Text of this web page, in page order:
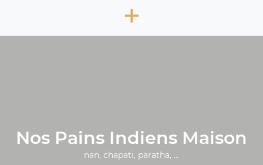
+
Nos Pains Indiens Maison
nan, chapati, paratha, ...